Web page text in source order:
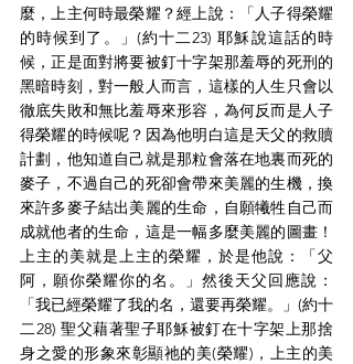
麼，上主何時最榮耀？經上說：「人子得榮耀
的時候到了。」(約十二23) 耶穌說這話的時
候，正是面對將要被釘十字架那羞辱的死刑的
黑暗時刻，對一般人而言，這樣的人生只會以
徹底失敗和無比羞辱來形容，為何反而是人子
得榮耀的時候呢？因為他明白這是天父的救贖
計劃，他知道自己就是那粒會落在地裏而死的
麥子，不過自己的死卻會帶來美麗的生機，換
來許多麥子結出美麗的生命，自願犧牲自己而
成就他者的生命，這是一幅多麼美麗的圖畫！
上主的美就是上主的榮耀，於是他說：「父
阿，願你榮耀你的名。」然後天父回應說：
「我已經榮耀了我的名，還要再榮耀。」(約十
二28) 聖父藉著聖子耶穌被釘在十字架上那捨
身之愛的形象來彰顯祂的美(榮耀)，上主的美